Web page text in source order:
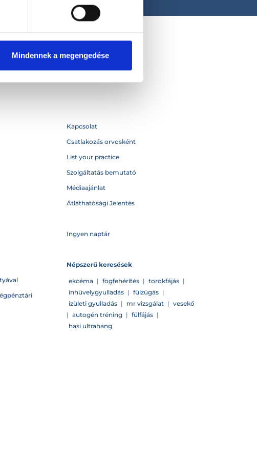
Mindennek a megengedése
Kapcsolat
Csatlakozás orvosként
List your practice
Szolgáltatás bemutató
Médiaajánlat
Átláthatósági Jelentés
Ingyen naptár
Népszerű keresések
ekcéma | fogfehérítés | torokfájás |
ínhüvelygyulladás | fülzúgás |
izületi gyulladás | mr vizsgálat | vesekő
| autogén tréning | fülfájás |
hasi ultrahang